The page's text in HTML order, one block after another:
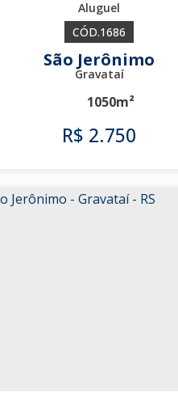
1686
R$ 2.750
1686
São Jerônimo
Gravataí
1050m²